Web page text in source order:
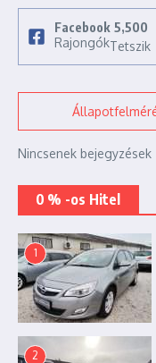
Facebook 5,500
RajongókTetszik
Nincsenek bejegyzések
0 % -os Hitel
1
2